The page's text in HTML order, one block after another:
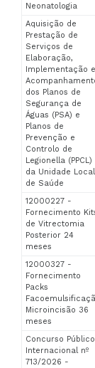
Neonatologia
Aquisição de
Prestação de
Serviços de
Elaboração,
Implementação e
dos Planos de
Segurança de
Águas (PSA) e
Planos de
Prevenção e
Controlo de
Legionella (PPCL)
da Unidade Local
de Saúde
12000227 -
Fornecimento
de Vitrectomia
Posterior 24
meses
12000327 -
Fornecimento
Packs
Microincisão 36
meses
Concurso Público
Internacional nº
713/2026 -